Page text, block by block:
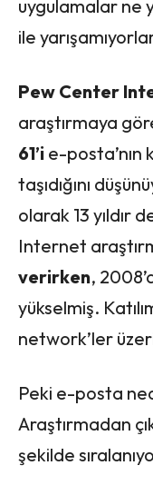
uygulamalar ne
ile
Pew Center
araştırmaya
61’i e-posta’nın
taşıdığını
olarak 13 yıldır
Internet
verirken,
yükselmiş.
network’ler
Peki e-posta
Araştırmadan
şekilde